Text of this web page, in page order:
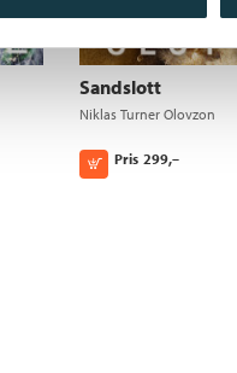
Sandslott
Niklas Turner Olovzon
Pris 299,–
Kjøp